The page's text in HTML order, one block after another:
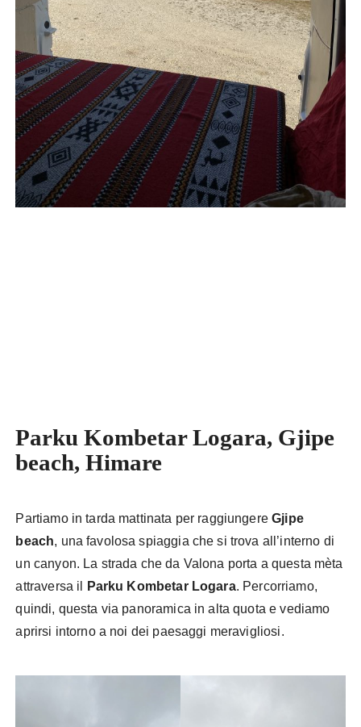
Parku Kombetar Logara, Gjipe
beach, Himare
Partiamo in tarda mattinata per raggiungereGjipe
beach, una favolosa spiaggia che si trova all’interno di
un canyon. La strada che da Valona porta a questa mèta
attraversa il
Parku Kombetar Logara. Percorriamo,
quindi, questa via panoramica in alta quota e vediamo
aprirsi intorno a noi dei paesaggi meravigliosi.